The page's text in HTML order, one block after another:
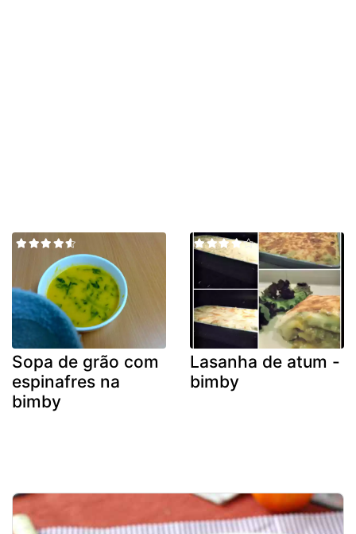
Sopa de grão com
espinafres na
bimby
Lasanha de atum -
bimby